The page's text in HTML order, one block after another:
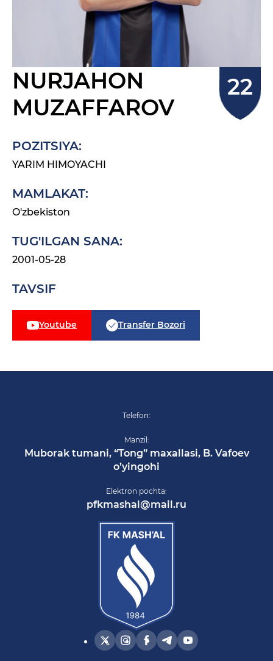
NURJAHON
MUZAFFAROV
POZITSIYA:
YARIM HIMOYACHI
MAMLAKAT:
O'zbekiston
TUG'ILGAN SANA:
2001-05-28
TAVSIF
Youtube Transfer Bozori
Telefon:
Manzil:
Muborak tumani, “Tong” maxallasi, B. Vafoev
o’yingohi
Elektron pochta:
pfkmashal@mail.ru